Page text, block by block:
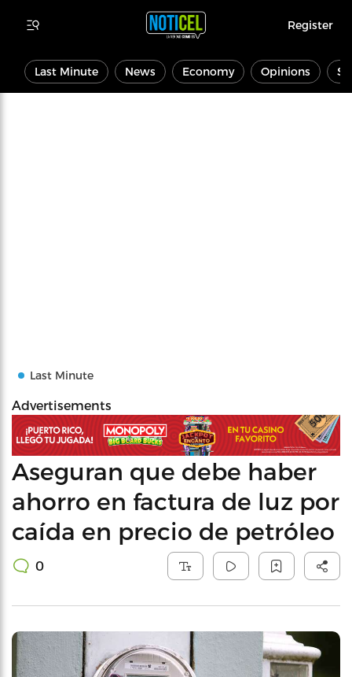
Register
Last Minute News Economy Opinions
Last Minute
Advertisements
Aseguran que debe haber
ahorro en factura de luz por
caída en precio de petróleo
0